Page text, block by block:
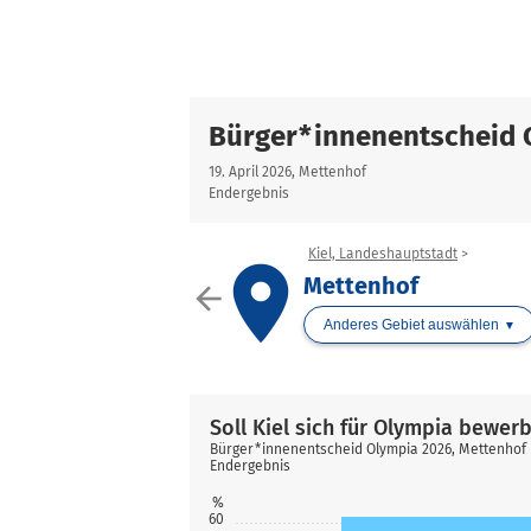
Bürger*innenentscheid
19. April 2026, Mettenhof
Endergebnis
arrow_backplace
Kiel, Landeshauptstadt
Mettenhof
Anderes Gebiet auswählen
60
%
Soll Kiel sich für Olympia
Bürger*innenentscheid Olympia 2026, Mettenhof
Endergebnis